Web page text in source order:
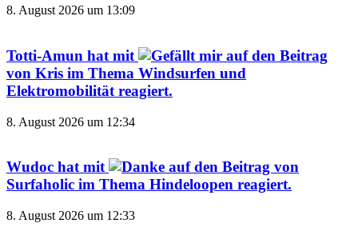
8. August 2026 um 13:09
Totti-Amun hat mit
auf den Beitrag
von Kris im Thema Windsurfen und
Elektromobilität reagiert.
8. August 2026 um 12:34
Wudoc hat mit
auf den Beitrag von
Surfaholic im Thema Hindeloopen reagiert.
8. August 2026 um 12:33